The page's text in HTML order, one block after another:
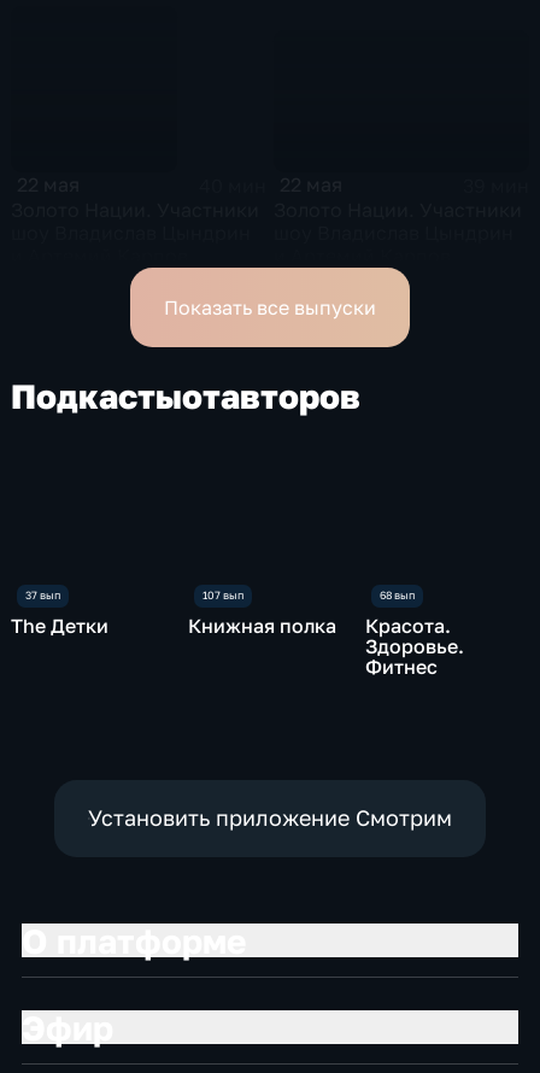
Показать все выпуски
Подкастыотавторов
The Детки Книжная полка
Красота.
Здоровье.
Фитнес
Установить приложение Смотрим